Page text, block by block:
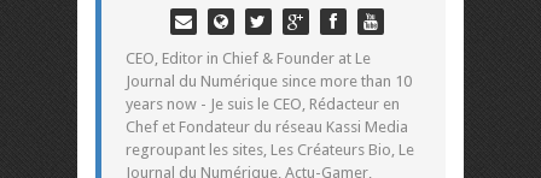
CEO, Editor in Chief & Founder at Le
Journal du Numérique since more than 10
years now - Je suis le CEO, Rédacteur en
Chef et Fondateur du réseau Kassi Media
regroupant les sites, Les Créateurs Bio, Le
Journal du Numérique, Actu-Gamer,